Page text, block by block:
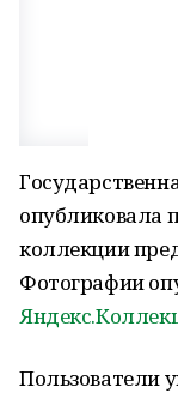
опубликовала
коллекции
Фотографии
Пользователи